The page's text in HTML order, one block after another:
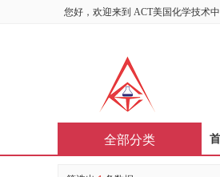
您好，欢迎来到 ACT美国化学技术
全部分类